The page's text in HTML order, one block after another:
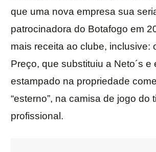
que uma nova empresa sua
patrocinadora do Botafogo em
mais receita ao clube, inclusive:
Preço, que substituiu a Neto´s e
estampado na propriedade
“esterno”, na camisa de jogo do
profissional.